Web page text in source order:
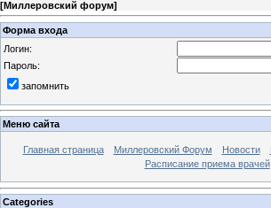
[Миллеровский форум]
Форма входа
Логин:
Пароль:
запомнить
Меню сайта
Главная страница Миллеровский Форум Новости
Расписание приема врачей
Categories